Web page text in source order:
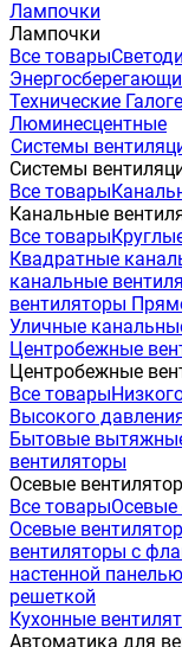
Лампочки
Лампочки
Все товары
Технические
Люминесцентные
Системы
Системы
Все товары
Канальные
Все товары
Квадратные
канальные
вентиляторы
Уличные
Центробежные
Центробежные
Все товары
Высокого
Бытовые
вентиляторы
Осевые
Все товары
Осевые
вентиляторы с
настенной панелью
решеткой
Кухонные
Автоматика для